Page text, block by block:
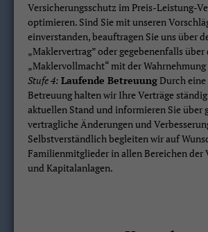
Versicherungsschutz im Preis-Leistung-
optimieren. Sind Sie mit unseren
einverstanden, beauftragen Sie uns über
„Maklervertrag” oder gegebenenfalls über
„Maklervollmacht“ mit der
Stufe 4: Laufende BetreuungDurch
Betreuung halten wir Ihre Verträge
aktuellen Stand und informieren Sie über
vertragliche Änderungen und
Selbstverständlich begleiten wir auf
Familienmitglieder in allen Bereichen der
und Kapitalanlagen.